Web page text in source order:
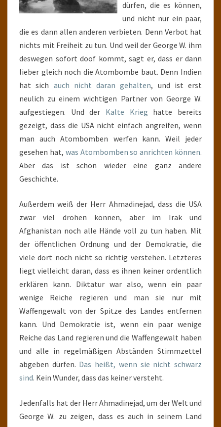
dürfen, die es können,
und nicht nur ein paar,
die es dann allen anderen verbieten. Denn Verbot hat
nichts mit Freiheit zu tun. Und weil der George W. ihm
deswegen sofort doof kommt, sagt er, dass er dann
lieber gleich noch die Atombombe baut. Denn Indien
hat sich auch nicht daran gehalten, und ist erst
neulich zu einem wichtigen Partner von George W.
aufgestiegen. Und der Kalte Krieg hatte bereits
gezeigt, dass die USA nicht einfach angreifen, wenn
man auch Atombomben werfen kann. Weil jeder
gesehen hat, was Atombomben so anrichten können.
Aber das ist schon wieder eine ganz andere
Geschichte.
Außerdem weiß der Herr Ahmadinejad, dass die USA
zwar viel drohen können, aber im Irak und
Afghanistan noch alle Hände voll zu tun haben. Mit
der öffentlichen Ordnung und der Demokratie, die
viele dort noch nicht so richtig verstehen. Letzteres
liegt vielleicht daran, dass es ihnen keiner ordentlich
erklären kann. Diktatur war also, wenn ein paar
wenige Reiche regieren und man sie nur mit
Waffengewalt von der Spitze des Landes entfernen
kann. Und Demokratie ist, wenn ein paar wenige
Reiche das Land regieren und die Waffengewalt haben
und alle in regelmäßigen Abständen Stimmzettel
abgeben dürfen. Das heißt, wenn sie nicht schwarz
sind. Kein Wunder, dass das keiner versteht.
Jedenfalls hat der Herr Ahmadinejad, um der Welt und
George W. zu zeigen, dass es auch in seinem Land